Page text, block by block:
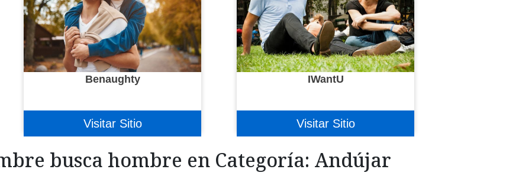
Benaughty
Visitar Sitio
IWantU
Visitar Sitio
busca hombre en Categoría: Andújar